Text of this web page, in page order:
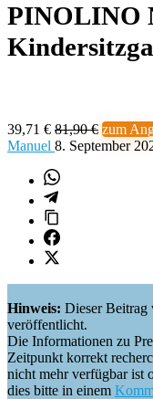
PINOLINO
39,71 € 81,90 € zum
Manuel 8. September
Hinweis: Dieser Beitrag
veröffentlicht.
Die Informationen zu
Zeitpunkt korrekt
nicht mehr verfügbar ist
dies bitte in einem